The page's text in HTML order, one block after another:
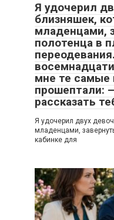
Я удочерил
близняшек,
младенцами,
полотенца в
мне те самые
прошептали:
рассказать
Я удочерил двух
младенцами,
кабинке для